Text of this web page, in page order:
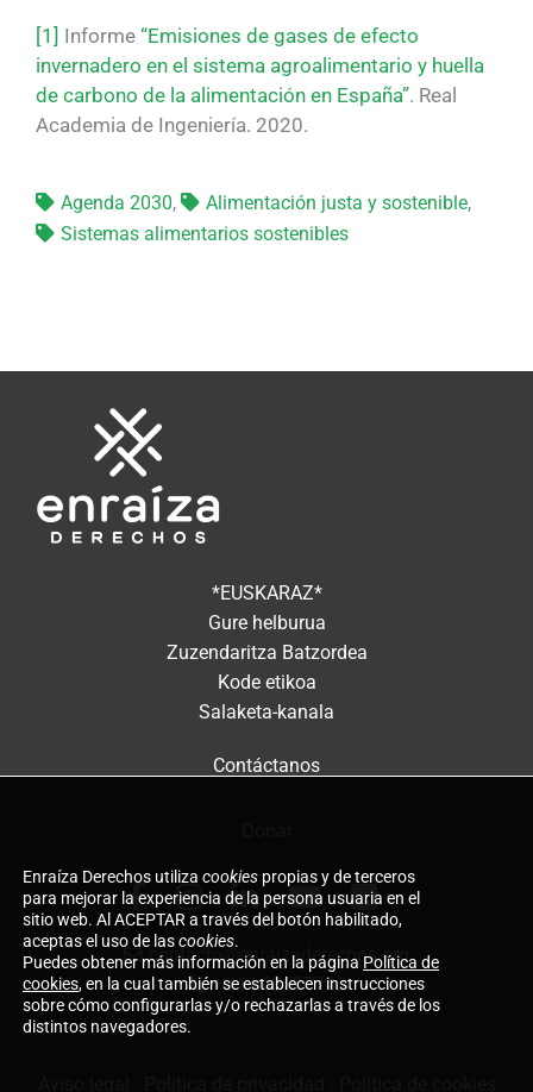
[1] Informe “Emisiones de gases de efecto
invernadero en el sistema agroalimentario y huella
de carbono de la alimentación en España”. Real
Academia de Ingeniería. 2020.
Agenda 2030, Alimentación justa y sostenible,
Sistemas alimentarios sostenibles
*EUSKARAZ*
Gure helburua
Zuzendaritza Batzordea
Kode etikoa
Salaketa-kanala
Contáctanos
contacto@enraizaderechos.org
+34 660597743
Enraíza Derechos utiliza cookies propias y de terceros
para mejorar la experiencia de la persona usuaria en el
sitio web. Al ACEPTAR a través del botón habilitado,
aceptas el uso de lascookies.
Puedes obtener más información en la página Política de
cookies, en la cual también se establecen instrucciones
sobre cómo configurarlas y/o rechazarlas a través de los
distintos navegadores.